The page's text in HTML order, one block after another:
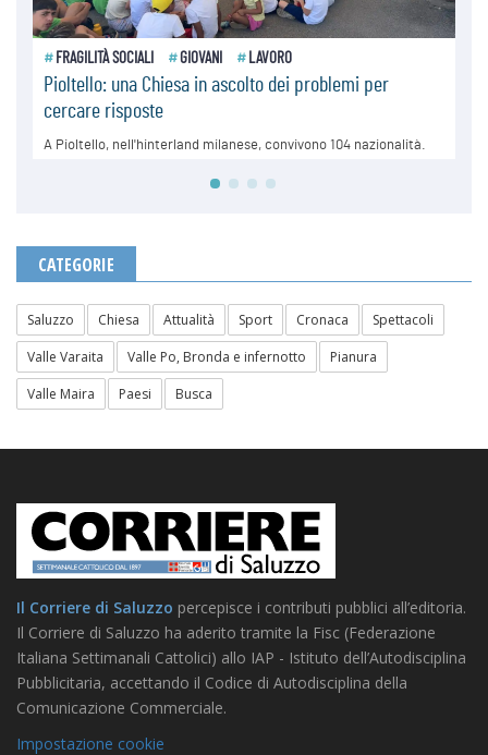
CATEGORIE
Saluzzo Chiesa Attualità Sport Cronaca
Spettacoli
Valle Varaita
Valle Po, Bronda e infernotto
Pianura
Valle Maira
Paesi Busca
Il Corriere di Saluzzo percepisce i contributi pubblici all’editoria.
Il Corriere di Saluzzo ha aderito tramite la Fisc (Federazione
Italiana Settimanali Cattolici) allo IAP - Istituto dell’Autodisciplina
Pubblicitaria, accettando il Codice di Autodisciplina della
Comunicazione Commerciale.
Impostazione cookie